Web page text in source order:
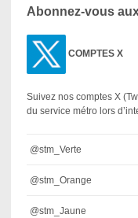
Abonnez-vous
COMPTES X
Suivez nos comptes X
du service métro lors
@stm_Verte
@stm_Orange
@stm_Jaune